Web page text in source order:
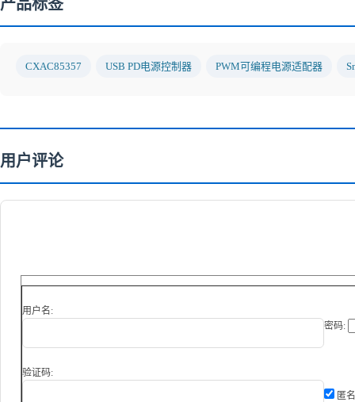
产品标签
CXAC85357 USB PD电源控制器 PWM可编程电源适配器
用户评论
用户名:
密码:
验证码:
匿